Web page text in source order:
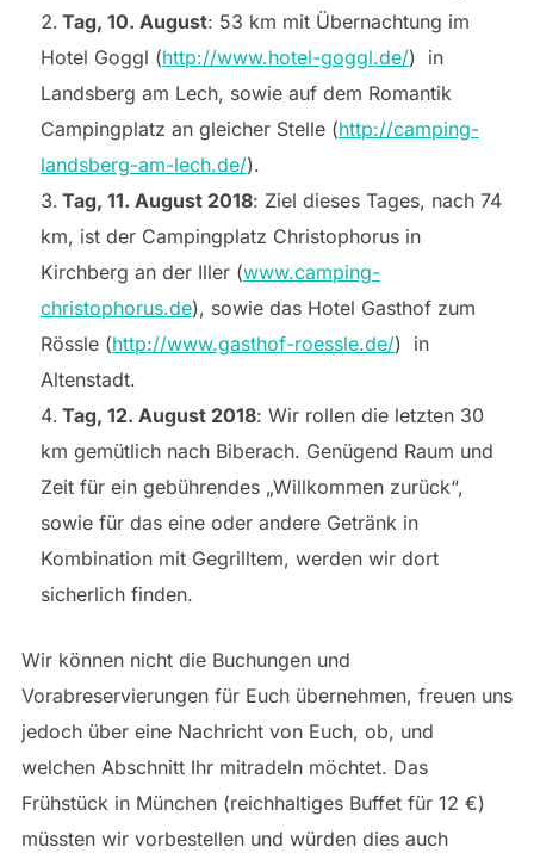
Tag, 10. August: 53 km mit Übernachtung im
Hotel Goggl (http://www.hotel-goggl.de/) in
Landsberg am Lech, sowie auf dem Romantik
Campingplatz an gleicher Stelle (http://camping-
landsberg-am-lech.de/).
Tag, 11. August 2018: Ziel dieses Tages, nach 74
km, ist der Campingplatz Christophorus in
Kirchberg an der Iller (www.camping-
christophorus.de), sowie das Hotel Gasthof zum
Rössle (http://www.gasthof-roessle.de/) in
Altenstadt.
Tag, 12. August 2018: Wir rollen die letzten 30
km gemütlich nach Biberach. Genügend Raum und
Zeit für ein gebührendes „Willkommen zurück“,
sowie für das eine oder andere Getränk in
Kombination mit Gegrilltem, werden wir dort
sicherlich finden.
Wir können nicht die Buchungen und
Vorabreservierungen für Euch übernehmen, freuen uns
jedoch über eine Nachricht von Euch, ob, und
welchen Abschnitt Ihr mitradeln möchtet. Das
Frühstück in München (reichhaltiges Buffet für 12 €)
müssten wir vorbestellen und würden dies auch